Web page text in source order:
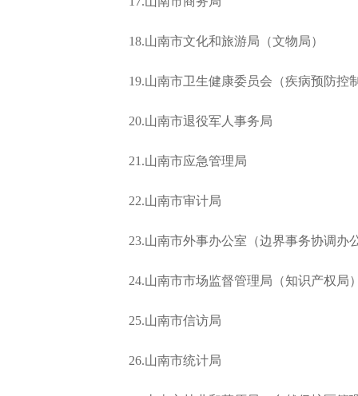
18.山南市文化和旅游局（文物局）
19.山南市卫生健康委员会（疾病预防控
20.山南市退役军人事务局
21.山南市应急管理局
22.山南市审计局
23.山南市外事办公室（边界事务协调办
24.山南市市场监督管理局（知识产权局）
25.山南市信访局
26.山南市统计局